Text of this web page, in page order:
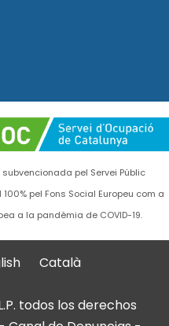
pel Servei Públic
pel Fons Social Europeu com a
a la pandèmia de COVID-19.
Català
todos los derechos